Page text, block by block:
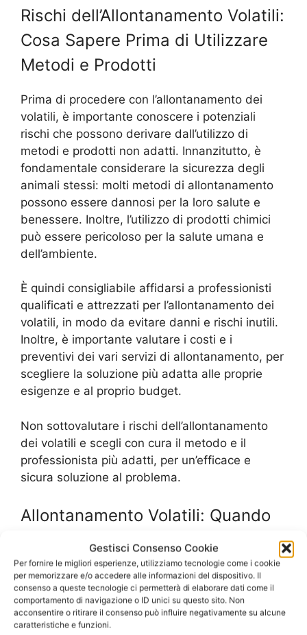
Gestisci Consenso Cookie
Per fornire le migliori esperienze, utilizziamo tecnologie come i cookie
per memorizzare e/o accedere alle informazioni del dispositivo. Il
consenso a queste tecnologie ci permetterà di elaborare dati come il
comportamento di navigazione o ID unici su questo sito. Non
acconsentire o ritirare il consenso può influire negativamente su alcune
caratteristiche e funzioni.
Rischi dell’Allontanamento Volatili:
Cosa Sapere Prima di Utilizzare
Metodi e Prodotti
Prima di procedere con l’allontanamento dei
volatili, è importante conoscere i potenziali
rischi che possono derivare dall’utilizzo di
metodi e prodotti non adatti. Innanzitutto, è
fondamentale considerare la sicurezza degli
animali stessi: molti metodi di allontanamento
possono essere dannosi per la loro salute e
benessere. Inoltre, l’utilizzo di prodotti chimici
può essere pericoloso per la salute umana e
dell’ambiente.
È quindi consigliabile affidarsi a professionisti
qualificati e attrezzati per l’allontanamento dei
volatili, in modo da evitare danni e rischi inutili.
Inoltre, è importante valutare i costi e i
preventivi dei vari servizi di allontanamento, per
scegliere la soluzione più adatta alle proprie
esigenze e al proprio budget.
Non sottovalutare i rischi dell’allontanamento
dei volatili e scegli con cura il metodo e il
professionista più adatti, per un’efficace e
sicura soluzione al problema.
Allontanamento Volatili: Quando
Chiamare un Professionista e
Come Sceglierlo
Se stai affrontando un problema di infestazione
da uccelli o animali volatili, è importante agire